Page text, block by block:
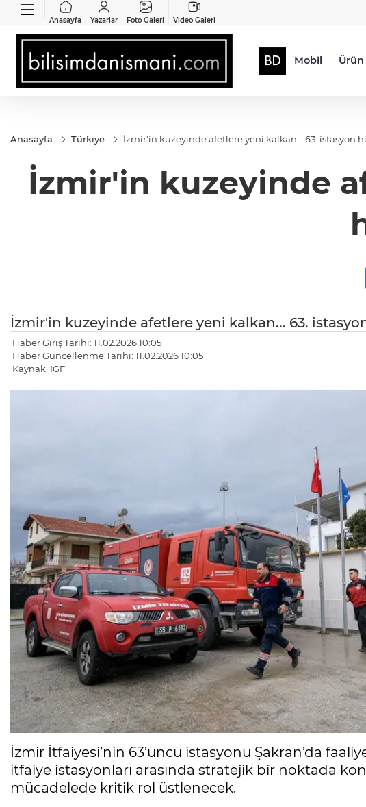
Anasayfa Yazarlar Foto Galeri Video Galeri
Mobil Ürün
Anasayfa Türkiye İzmir'in kuzeyinde afetlere yeni kalkan... 63. istasyon
İzmir'in kuzeyinde
İzmir'in kuzeyinde afetlere yeni kalkan... 63.
Haber Giriş Tarihi: 11.02.2026 10:05
Haber Güncellenme Tarihi: 11.02.2026 10:05
Kaynak: IGF
İzmir İtfaiyesi’nin 63’üncü istasyonu Şakran’da
itfaiye istasyonları arasında stratejik bir noktada
mücadelede kritik rol üstlenecek.